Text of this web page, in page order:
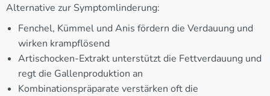
Alternative zur Symptomlinderung:
Fenchel, Kümmel und Anis fördern die Verdauung und
wirken krampflösend
Artischocken-Extrakt unterstützt die Fettverdauung und
regt die Gallenproduktion an
Kombinationspräparate verstärken oft die